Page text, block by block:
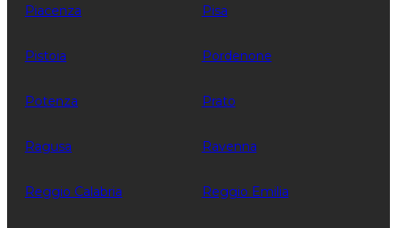
Piacenza Pisa
Pistoia Pordenone
Potenza Prato
Ragusa Ravenna
Reggio Calabria Reggio Emilia